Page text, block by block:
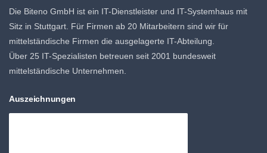
Die Biteno GmbH ist ein IT-Dienstleister und IT-Systemhaus mit
Sitz in Stuttgart. Für Firmen ab 20 Mitarbeitern sind wir für
mittelständische Firmen die ausgelagerte IT-Abteilung.
Über 25 IT-Spezialisten betreuen seit 2001 bundesweit
mittelständische Unternehmen.
Auszeichnungen